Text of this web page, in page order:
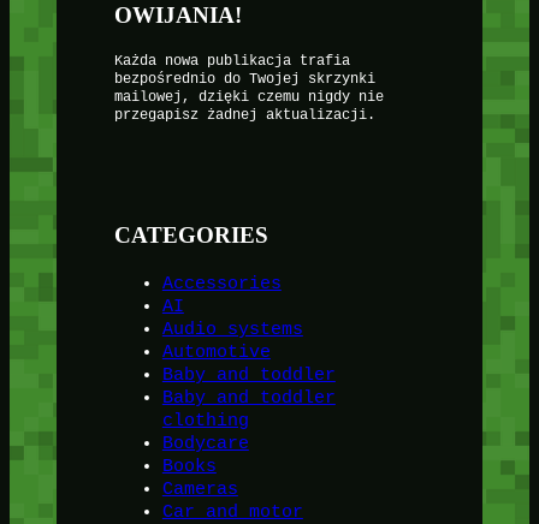
OWIJANIA!
Każda nowa publikacja trafia
bezpośrednio do Twojej skrzynki
mailowej, dzięki czemu nigdy nie
przegapisz żadnej aktualizacji.
CATEGORIES
Accessories
AI
Audio systems
Automotive
Baby and toddler
Baby and toddler
clothing
Bodycare
Books
Cameras
Car and motor